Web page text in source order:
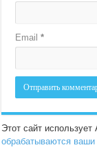
Email*
Этот сайт
обрабатываются